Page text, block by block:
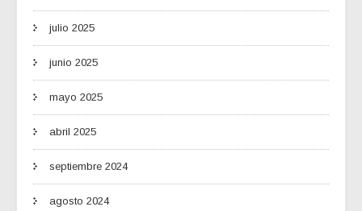
julio 2025
junio 2025
mayo 2025
abril 2025
septiembre 2024
agosto 2024